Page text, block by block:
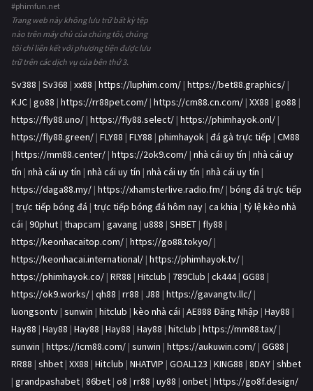
#phimfun.net
Trang web này không lưu trữ bất kỳ tệp
nào trên máy chủ của chúng tôi, chúng
tôi chỉ liên kết với phương tiện được lưu
trữ trên các dịch vụ của bên thứ 3.
Sv388 | Sv368 | xx88 | https://luphim.com/ | https://bet88.graphics/ |
KJC | go88 | https://rr88pet.com/ | https://cm88.cn.com/ | XX88 | go88 |
https://fly88.uno/ | https://fly88.select/ | https://phimhayok.onl/ |
https://fly88.green/ | FLY88 | FLY88 | phimhayok | đá gà trực tiếp | CM88
| https://mm88.center/ | https://2ok9.com/ | nhà cái uy tín | nhà cái uy
tín | nhà cái uy tín | nhà cái uy tín | nhà cái uy tín | nhà cái uy tín |
https://daga88.my/ | https://xhamsterlive.radio.fm/ | bóng đá trực tiếp
| trực tiếp bóng đá | trực tiếp bóng đá hôm nay | ca khia | tỷ lệ kèo nhà
cái | 90phut | thapcam | gavang | u888 | SHBET | fly88 |
https://keonhacaitop.com/ | https://go88.tokyo/ |
https://keonhacai.international/ | https://phimhayok.tv/ |
https://phimhayok.co/ | RR88 | Hitclub | 789Club | ck444| GG88 |
https://ok9.works/ | qh88 | rr88 | J88 | https://gavangtv.llc/ |
luongsontv | sunwin | hitclub | kèo nhà cái | AE888 Đăng Nhập | Hay88 |
Hay88 | Hay88 | Hay88 | Hay88 | Hay88 | hitclub | https://mm88.tax/ |
sunwin | https://icm88.com/ | sunwin | https://aukuwin.com/ | GG88 |
RR88 | shbet | XX88 | Hitclub | NHATVIP | GOAL123 | KING88 | 8DAY | shbet
| grandpashabet | 86bet | o8 | rr88 | uy88 | onbet | https://go8f.design/